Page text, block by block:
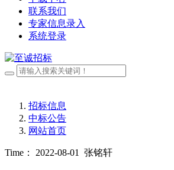
联系我们
专家信息录入
系统登录
招标信息
中标公告
网站首页
Time： 2022-08-01 张铭轩